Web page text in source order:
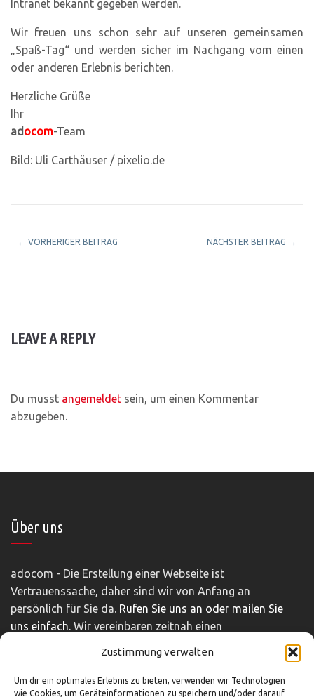
Zustimmung verwalten
Um dir ein optimales Erlebnis zu bieten, verwenden wir Technologien
wie Cookies, um Geräteinformationen zu speichern und/oder darauf
Intranet bekannt gegeben werden.
Wir freuen uns schon sehr auf unseren gemeinsamen
„Spaß-Tag“ und werden sicher im Nachgang vom einen
oder anderen Erlebnis berichten.
Herzliche Grüße
Ihr
ad ocom-Team
Bild: Uli Carthäuser / pixelio.de
← VORHERIGER BEITRAG NÄCHSTER BEITRAG →
LEAVE A REPLY
Du musst angemeldet sein, um einen Kommentar
abzugeben.
Über uns
adocom - Die Erstellung einer Webseite ist
Vertrauenssache, daher sind wir von Anfang an
persönlich für Sie da. Rufen Sie uns an oder mailen Sie
uns einfach. Wir vereinbaren zeitnah einen
Impressum|Disclaimer |Datenschutz